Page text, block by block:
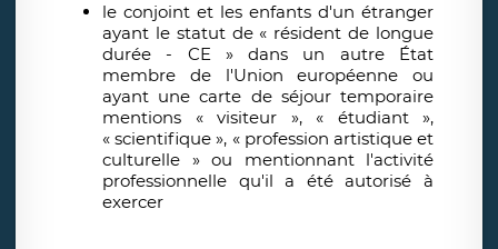
le conjoint et les enfants d'un étranger
ayant le statut de « résident de longue
durée - CE » dans un autre État
membre de l'Union européenne ou
ayant une carte de séjour temporaire
mentions « visiteur », « étudiant »,
« scientifique », « profession artistique et
culturelle » ou mentionnant l'activité
professionnelle qu'il a été autorisé à
exercer